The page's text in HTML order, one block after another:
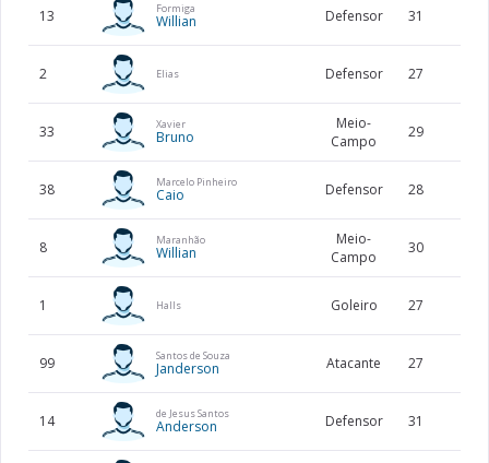
13 Formiga
Willian Defensor 31
2 Elias Defensor 27
33 Xavier
Bruno
Meio-
Campo
29
38 Marcelo Pinheiro
Caio Defensor 28
8 Maranhão
Willian
Meio-
Campo
30
1 Halls Goleiro 27
99 Santos de Souza
Janderson Atacante 27
14 de Jesus Santos
Anderson Defensor 31